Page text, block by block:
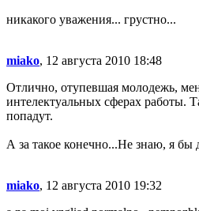
никакого уважения... грустно...
miako, 12 августа 2010 18:48
Отлично, отупевшая молодежь,
интелектуальных сферах работы.
попадут.
А за такое конечно...Не знаю, я
miako, 12 августа 2010 19:32